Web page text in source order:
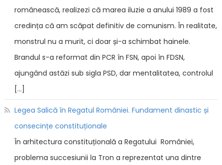
românească, realizezi că marea iluzie a anului 1989 a fost
credința că am scăpat definitiv de comunism. În realitate,
monstrul nu a murit, ci doar și-a schimbat hainele.
Brandul s-a reformat din PCR în FSN, apoi în FDSN,
ajungând astăzi sub sigla PSD, dar mentalitatea, controlul
[…]
Legea Salică în Regatul României. Fundament dinastic și
consecințe constituționale
În arhitectura constituțională a Regatului României,
problema succesiunii la Tron a reprezentat una dintre